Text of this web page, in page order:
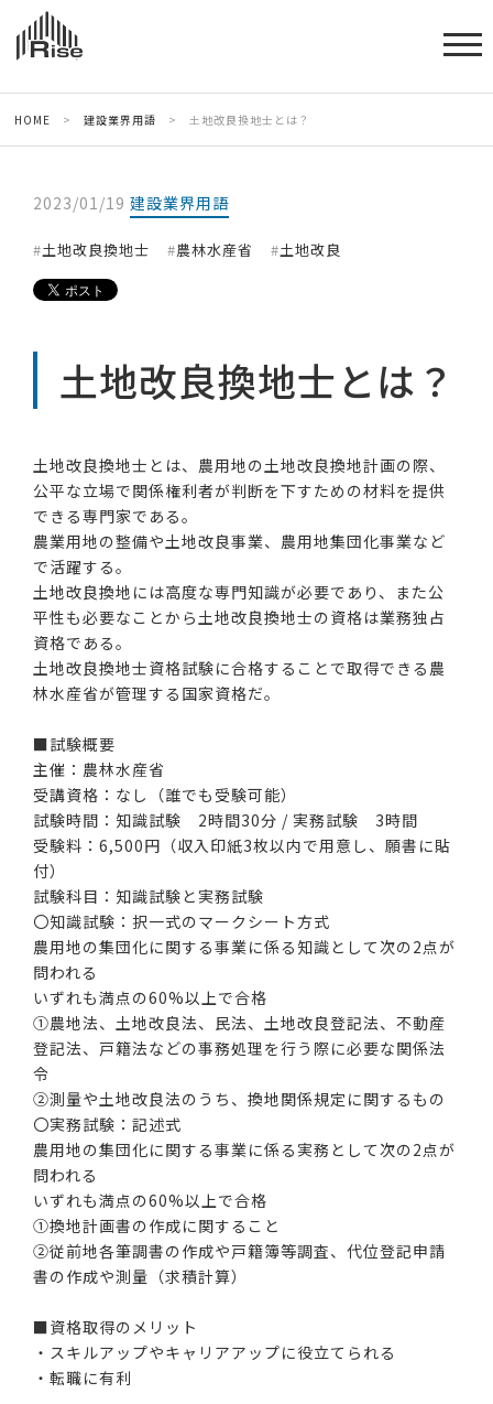
HOME > 建設業界用語 > 土地改良換地士とは？
2023/01/19 建設業界用語
土地改良換地士 農林水産省 土地改良
土地改良換地士とは？
土地改良換地士とは、農用地の土地改良換地計画の際、
公平な立場で関係権利者が判断を下すための材料を提供
できる専門家である。
農業用地の整備や土地改良事業、農用地集団化事業など
で活躍する。
土地改良換地には高度な専門知識が必要であり、また公
平性も必要なことから土地改良換地士の資格は業務独占
資格である。
土地改良換地士資格試験に合格することで取得できる農
林水産省が管理する国家資格だ。
■試験概要
主催：農林水産省
受講資格：なし（誰でも受験可能）
試験時間：知識試験 2時間30分 / 実務試験 3時間
受験料：6,500円（収入印紙3枚以内で用意し、願書に貼
付）
試験科目：知識試験と実務試験
〇知識試験：択一式のマークシート方式
農用地の集団化に関する事業に係る知識として次の2点が
問われる
いずれも満点の60%以上で合格
①農地法、土地改良法、民法、土地改良登記法、不動産
登記法、戸籍法などの事務処理を行う際に必要な関係法
令
②測量や土地改良法のうち、換地関係規定に関するもの
〇実務試験：記述式
農用地の集団化に関する事業に係る実務として次の2点が
問われる
いずれも満点の60%以上で合格
①換地計画書の作成に関すること
②従前地各筆調書の作成や戸籍簿等調査、代位登記申請
書の作成や測量（求積計算）
■資格取得のメリット
・スキルアップやキャリアアップに役立てられる
・転職に有利